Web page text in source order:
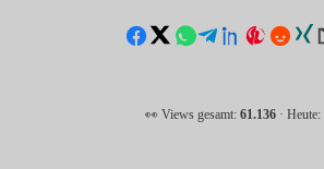
👀 Views gesamt: 61.136 · Heute: